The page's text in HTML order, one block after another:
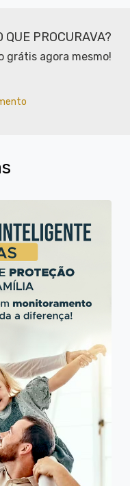
QUE PROCURAVA?
grátis agora mesmo!